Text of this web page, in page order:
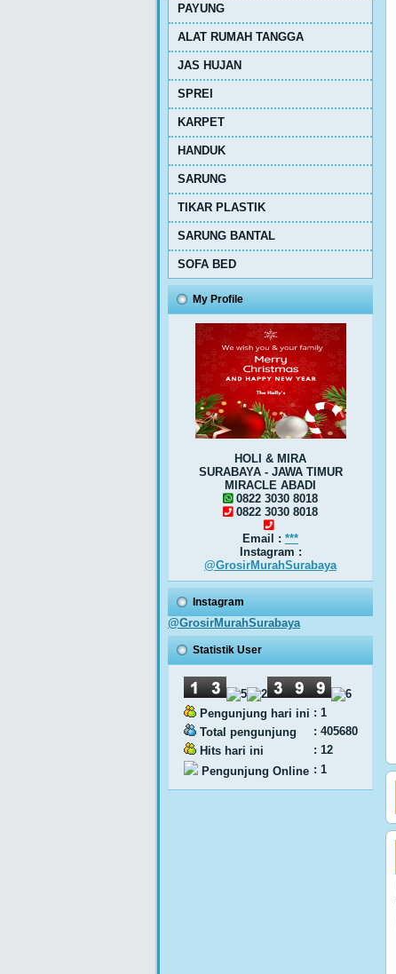
PAYUNG
ALAT RUMAH TANGGA
JAS HUJAN
SPREI
KARPET
HANDUK
SARUNG
TIKAR PLASTIK
SARUNG BANTAL
SOFA BED
My Profile
HOLI & MIRA
SURABAYA - JAWA TIMUR
MIRACLE ABADI
0822 3030 8018
0822 3030 8018
Email : ***
Instagram :
@GrosirMurahSurabaya
Instagram
@GrosirMurahSurabaya
Statistik User
Pengunjung hari ini : 1
Total pengunjung
: 405680
Hits hari ini
: 12
Pengunjung Online : 1